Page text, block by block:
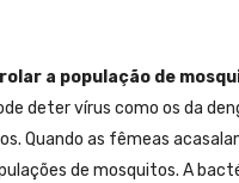
a população de
deter vírus como os da
Quando as fêmeas
de mosquitos. A